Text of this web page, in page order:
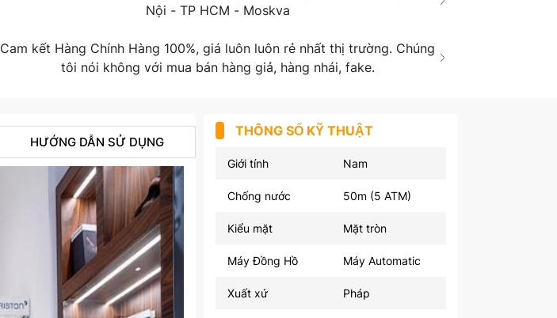
Nội - TP HCM - Moskva
Cam kết Hàng Chính Hàng 100%, giá luôn luôn rẻ nhất thị trường. Chúng
tôi nói không với mua bán hàng giả, hàng nhái, fake.
HƯỚNG DẪN SỬ DỤNG
THÔNG SỐ KỸ THUẬT
Giới tính Nam
Chống nước 50m (5 ATM)
Kiểu mặt Mặt tròn
Máy Đồng Hồ Máy Automatic
Xuất xứ Pháp